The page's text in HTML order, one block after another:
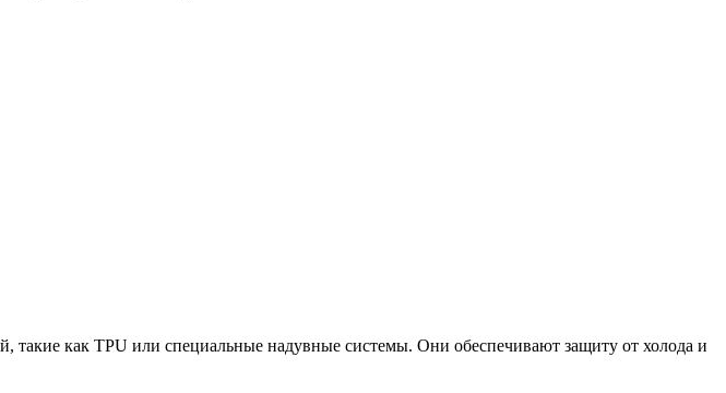
такие как TPU или специальные надувные системы. Они обеспечивают защиту от холода и